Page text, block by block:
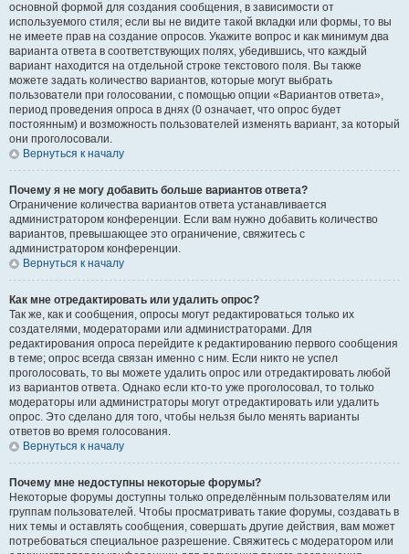
основной формой для создания сообщения, в зависимости от
используемого стиля; если вы не видите такой вкладки или формы, то вы
не имеете прав на создание опросов. Укажите вопрос и как минимум два
варианта ответа в соответствующих полях, убедившись, что каждый
вариант находится на отдельной строке текстового поля. Вы также
можете задать количество вариантов, которые могут выбрать
пользователи при голосовании, с помощью опции «Вариантов ответа»,
период проведения опроса в днях (0 означает, что опрос будет
постоянным) и возможность пользователей изменять вариант, за который
они проголосовали.
Вернуться к началу
Почему я не могу добавить больше вариантов ответа?
Ограничение количества вариантов ответа устанавливается
администратором конференции. Если вам нужно добавить количество
вариантов, превышающее это ограничение, свяжитесь с
администратором конференции.
Вернуться к началу
Как мне отредактировать или удалить опрос?
Так же, как и сообщения, опросы могут редактироваться только их
создателями, модераторами или администраторами. Для
редактирования опроса перейдите к редактированию первого сообщения
в теме; опрос всегда связан именно с ним. Если никто не успел
проголосовать, то вы можете удалить опрос или отредактировать любой
из вариантов ответа. Однако если кто-то уже проголосовал, то только
модераторы или администраторы могут отредактировать или удалить
опрос. Это сделано для того, чтобы нельзя было менять варианты
ответов во время голосования.
Вернуться к началу
Почему мне недоступны некоторые форумы?
Некоторые форумы доступны только определённым пользователям или
группам пользователей. Чтобы просматривать такие форумы, создавать в
них темы и оставлять сообщения, совершать другие действия, вам может
потребоваться специальное разрешение. Свяжитесь с модератором или